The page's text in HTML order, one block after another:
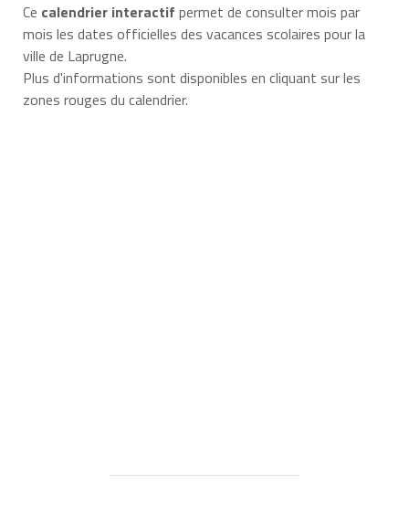
Ce calendrier interactif permet de consulter mois par
mois les dates officielles des vacances scolaires pour la
ville de Laprugne.
Plus d'informations sont disponibles en cliquant sur les
zones rouges du calendrier.